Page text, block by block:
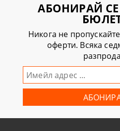
АБОНИРАЙ
Никога не
оферти. Всяка